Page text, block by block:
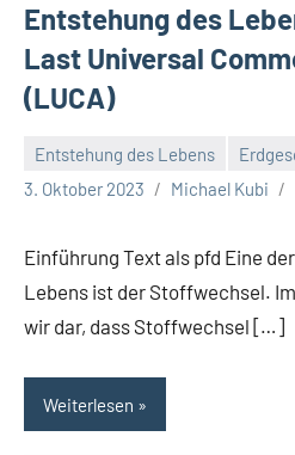
Entstehung des
Last Universal
(LUCA)
Entstehung des Lebens
3. Oktober 2023
Michael Kubi
Einführung Text als pfd Eine
Lebens ist der Stoffwechsel.
wir dar, dass Stoffwechsel […]
Weiterlesen